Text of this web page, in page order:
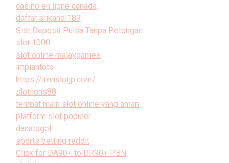
casino en ligne canada
daftar srikandi189
Slot Deposit Pulsa Tanpa Potongan
slot 1000
slot online malaygames
impiantoto
https://ironslotjp.com/
slotlions88
tempat main slot online yang aman
platform slot populer
danatogel
sports betting reddit
Click for DA90+ to DR90+ PBN